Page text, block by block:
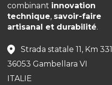
combinant innovation
technique, savoir-faire
artisanal et durabilité.
Strada statale 11, Km 331
36053 Gambellara VI
ITALIE